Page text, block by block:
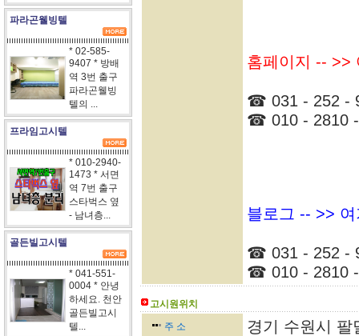
파라곤웰빙텔
* 02-585-
9407 * 방배
역 3번 출구
파라곤웰빙
텔의 ...
프라임고시텔
* 010-2940-
1473 * 서면
역 7번 출구
스타벅스 옆
- 남녀층...
골든빌고시텔
* 041-551-
0004 * 안녕
하세요. 천안
골든빌고시
텔...
홈페이지 -- >>
☎ 031 - 252 -
☎ 010 - 2810
블로그 -- >>
☎ 031 - 252 -
☎ 010 - 2810
고시원위치
주 소
경기 수원시 팔